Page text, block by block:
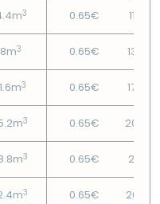
3 0.65€ 11.05€
3 0.65€ 13.93€
3 0.65€ 17.08€
3 0.65€
3 0.65€ 23.4€
3 0.65€